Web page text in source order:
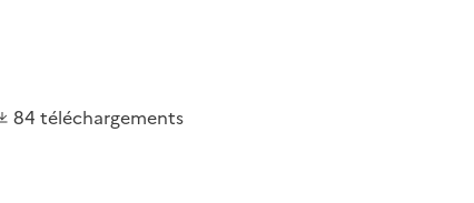
84 téléchargements